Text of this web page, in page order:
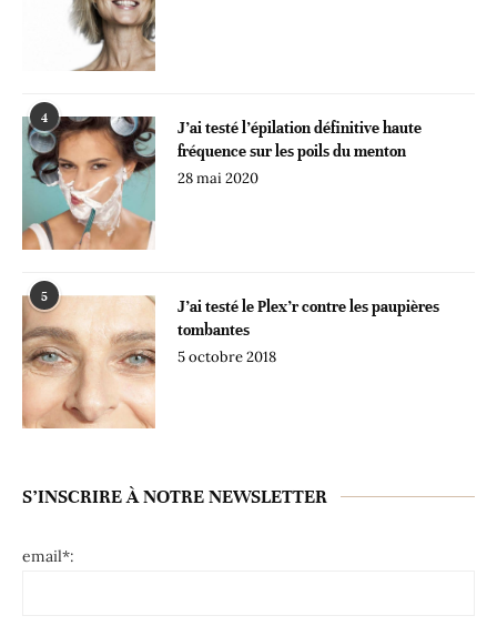
4
J’ai testé l’épilation définitive haute
fréquence sur les poils du menton
28 mai 2020
5
J’ai testé le Plex’r contre les paupières
tombantes
5 octobre 2018
S’INSCRIRE À NOTRE NEWSLETTER
email*: